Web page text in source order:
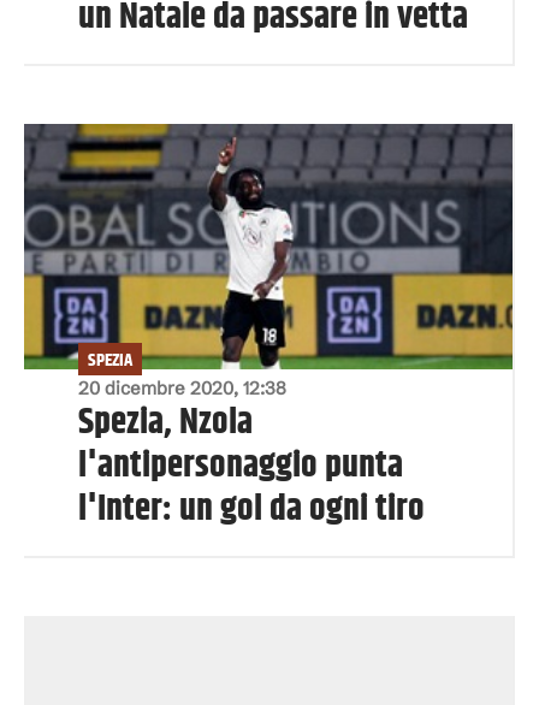
un Natale da passare in vetta
20 dicembre 2020, 12:38
SPEZIA
Spezia, Nzola
l'antipersonaggio punta
l'Inter: un gol da ogni tiro